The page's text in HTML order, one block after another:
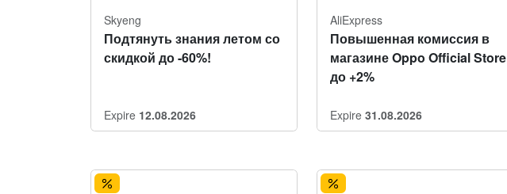
Skyeng
Подтянуть знания летом со
скидкой до -60%!
Expire 12.08.2026
AliExpress
Повышенная комиссия в
магазине Oppo Official Store
до +2%
Expire 31.08.2026